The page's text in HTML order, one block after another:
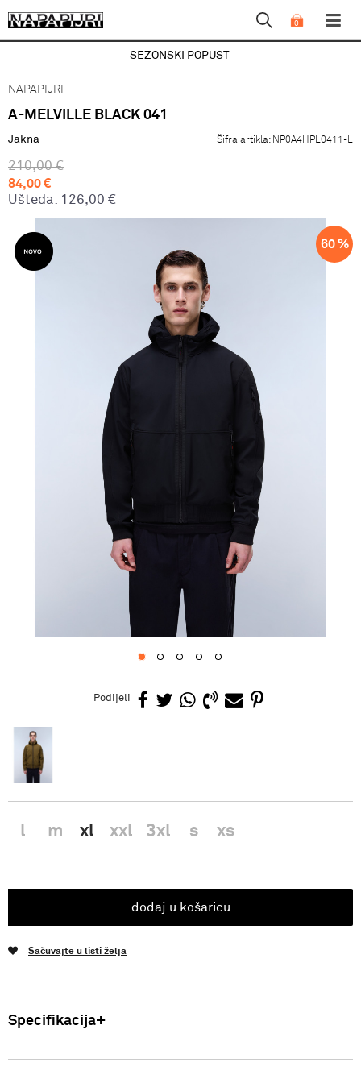
0
SEZONSKI POPUST
NAPAPIJRI
A-MELVILLE BLACK 041
Jakna Šifra artikla: NP0A4HPL0411-L
210,00 €
84,00€
Ušteda: 126,00 €
60 %
Podijeli
l m xl xxl 3xl s xs
dodaj u košaricu
Sačuvajte u listi želja
Specifikacija